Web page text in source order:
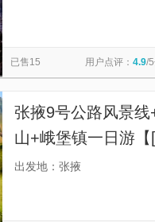
已售15 用户点评： 4.9/
张掖9号公路风景
山+峨堡镇一日游
留，拒绝走马观花
出发地：张掖